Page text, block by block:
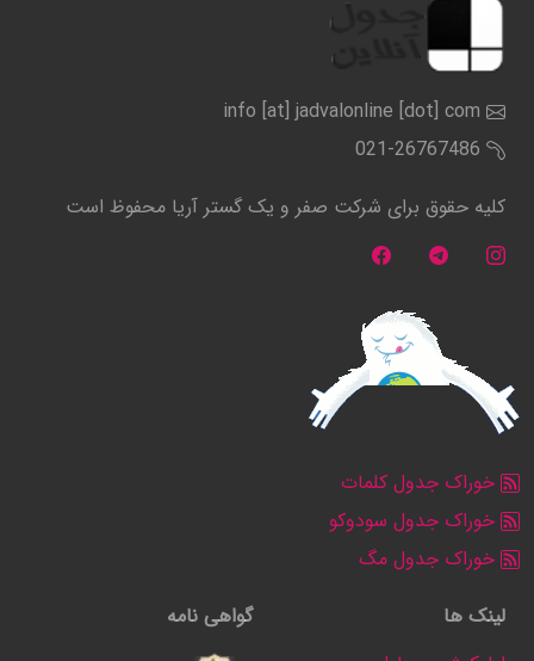
info [at] jadvalonline [dot] com
021-26767486
کلیه حقوق برای شرکت صفر و یک گستر آریا محفوظ است
خوراک جدول کلمات
خوراک جدول سودوکو
خوراک جدول مگ
لینک ها
گواهی نامه